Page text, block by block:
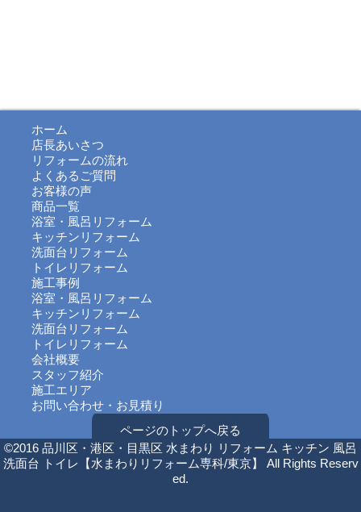
ホーム
店長あいさつ
リフォームの流れ
よくあるご質問
お客様の声
商品一覧
浴室・風呂リフォーム
キッチンリフォーム
洗面台リフォーム
トイレリフォーム
施工事例
浴室・風呂リフォーム
キッチンリフォーム
洗面台リフォーム
トイレリフォーム
会社概要
スタッフ紹介
施工エリア
お問い合わせ・お見積り
ページのトップへ戻る
©2016 品川区・港区・目黒区 水まわり リフォーム キッチン 風呂
洗面台 トイレ【水まわりリフォーム専科/東京】 All Rights Reserv
ed.